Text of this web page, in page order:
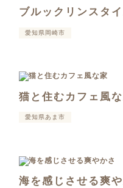
ブルックリンスタ
愛知県岡崎市
猫と住むカフェ風
愛知県あま市
海を感じさせる爽や